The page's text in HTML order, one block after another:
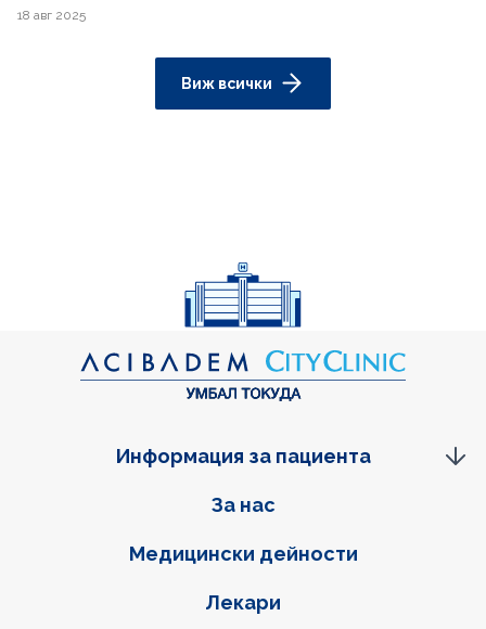
18 авг 2025
Виж всички
Фуутер навигация
За нас
Медицински дейности
Лекари
Информация за пациента